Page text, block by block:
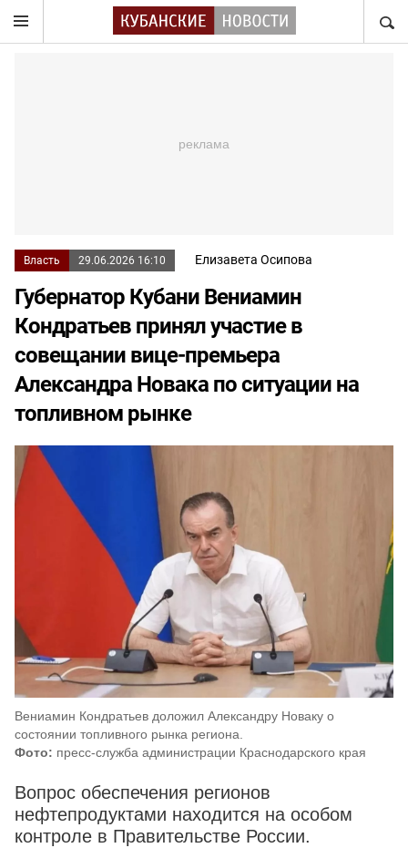
Власть 29.06.2026 16:10 Елизавета Осипова
Губернатор Кубани Вениамин
Кондратьев принял участие в
совещании вице-премьера
Александра Новака по ситуации на
топливном рынке
Вениамин Кондратьев доложил Александру Новаку о
состоянии топливного рынка региона.
Фото: пресс-служба администрации Краснодарского края
Вопрос обеспечения регионов
нефтепродуктами находится на особом
контроле в Правительстве России.